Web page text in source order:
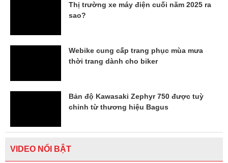
Thị trường xe máy điện cuối năm 2025 ra
sao?
Webike cung cấp trang phục mùa mưa
thời trang dành cho biker
Bản độ Kawasaki Zephyr 750 được tuỳ
chỉnh từ thương hiệu Bagus
VIDEO NỔI BẬT